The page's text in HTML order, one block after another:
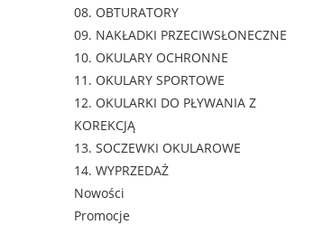
08. OBTURATORY
09. NAKŁADKI PRZECIWSŁONECZNE
10. OKULARY OCHRONNE
11. OKULARY SPORTOWE
12. OKULARKI DO PŁYWANIA Z
KOREKCJĄ
13. SOCZEWKI OKULAROWE
14. WYPRZEDAŻ
Nowości
Promocje